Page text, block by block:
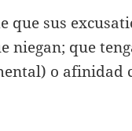
que sus
niegan; que
o afinidad